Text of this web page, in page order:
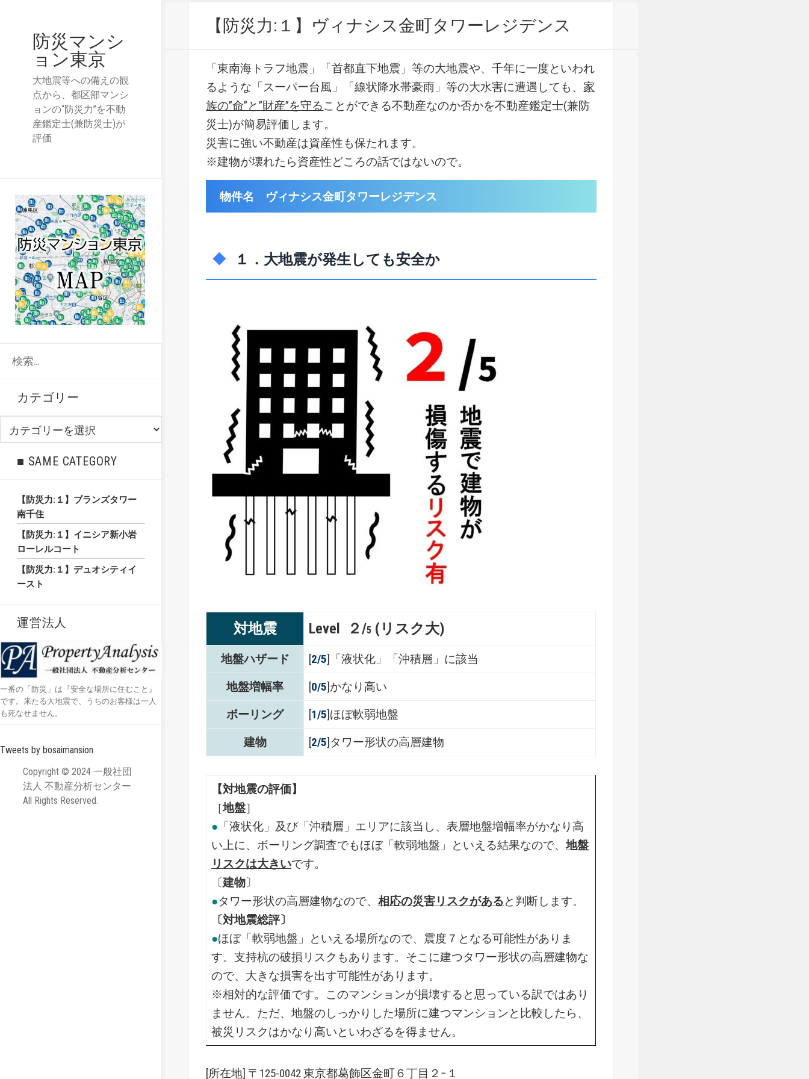
防災マンシ
ョン東京
大地震等への備えの観
点から、都区部マンシ
ョンの“防災力”を不動
産鑑定士(兼防災士)が
評価
カテゴリー
■ SAME CATEGORY
【防災力:１】ブランズタワー
南千住
【防災力:１】イニシア新小岩
ローレルコート
【防災力:１】デュオシティイ
ースト
運営法人
一番の「防災」は『安全な場所に住むこと』
です。来たる大地震で、うちのお客様は一人
も死なせません。
Tweets by bosaimansion
Copyright © 2024 一般社団
法人 不動産分析センター
All Rights Reserved.
【防災力:１】ヴィナシス金町タワーレジデンス
「東南海トラフ地震」「首都直下地震」等の大地震や、千年に一度といわれ
るような「スーパー台風」「線状降水帯豪雨」等の大水害に遭遇しても、 家
族の”命”と”財産”を守ることができる不動産なのか否かを不動産鑑定士(兼防
災士)が簡易評価します。
災害に強い不動産は資産性も保たれます。
※建物が壊れたら資産性どころの話ではないので。
物件名 ヴィナシス金町タワーレジデンス
１．大地震が発生しても安全か
対地震 Level ２/5 (リスク大)
地盤ハザード [2/5]「液状化」「沖積層」に該当
地盤増幅率
[0/5]かなり高い
ボーリング
[1/5]ほぼ軟弱地盤
建物
[2/5]タワー形状の高層建物
【対地震の評価】
［地盤］
● 「液状化」及び「沖積層」エリアに該当し、表層地盤増幅率がかなり高
い上に、ボーリング調査でもほぼ「軟弱地盤」といえる結果なので、地盤
リスクは大きいです。
〔建物〕
●タワー形状の高層建物なので、相応の災害リスクがあると判断します。
〔対地震総評〕
●ほぼ「軟弱地盤」といえる場所なので、震度７となる可能性がありま
す。支持杭の破損リスクもあります。そこに建つタワー形状の高層建物な
ので、大きな損害を出す可能性があります。
※相対的な評価です。このマンションが損壊すると思っている訳ではあり
ません。ただ、地盤のしっかりした場所に建つマンションと比較したら、
被災リスクはかなり高いといわざるを得ません。
[所在地] 〒125-0042 東京都葛飾区金町６丁目２−１